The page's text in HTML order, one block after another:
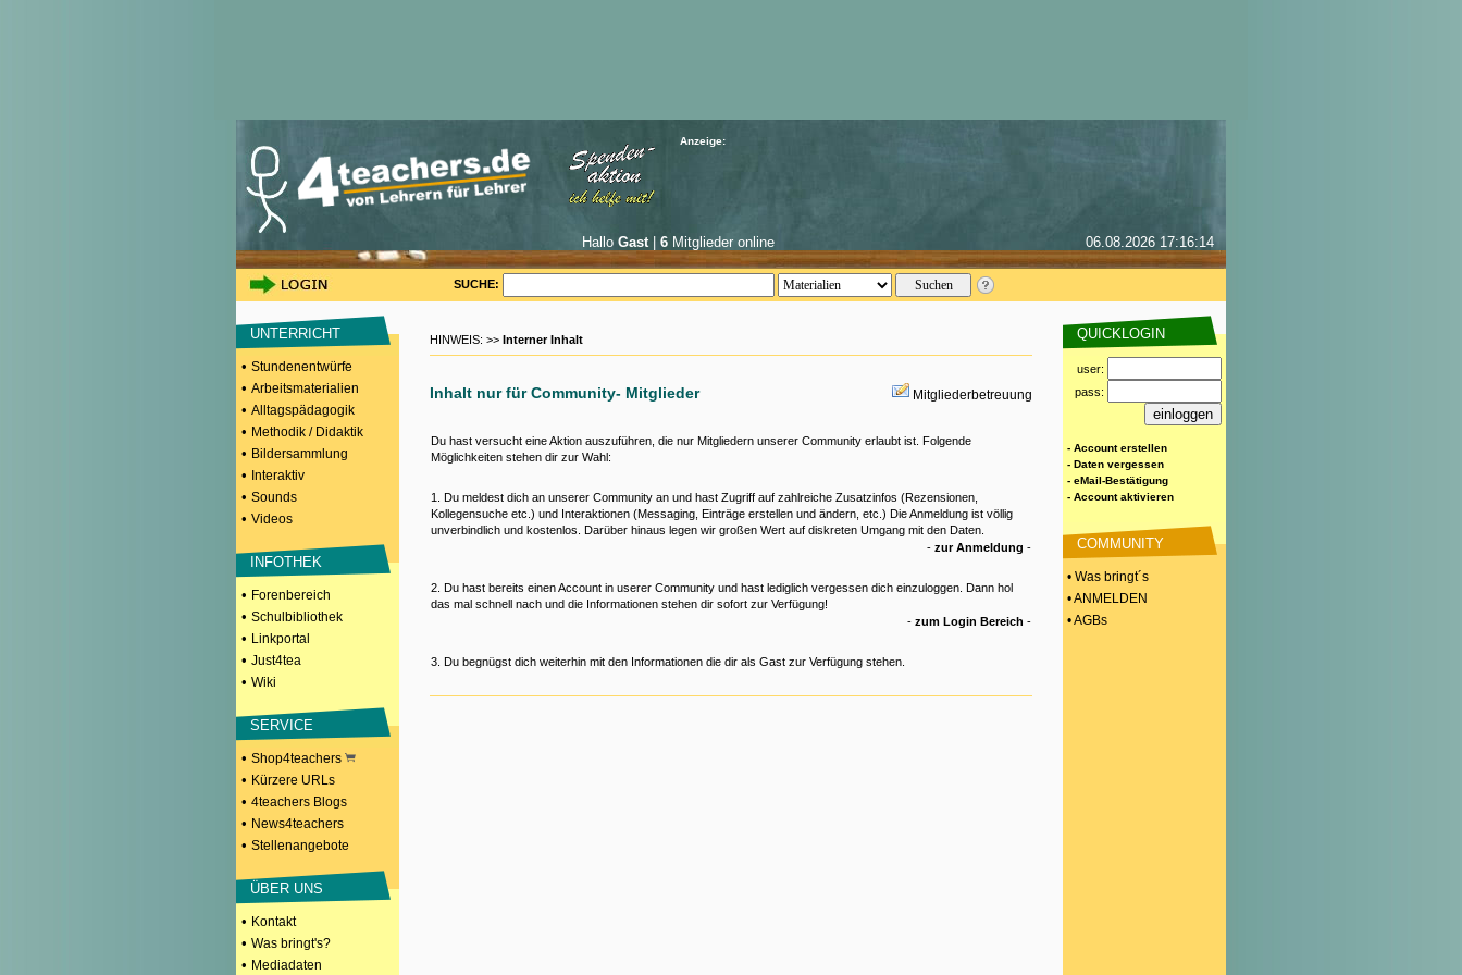
Anzeige:
Hallo Gast| 6Mitglieder online 06.08.2026 17:16:14
SUCHE:
UNTERRICHT
• Stundenentwürfe
• Arbeitsmaterialien
• Alltagspädagogik
• Methodik / Didaktik
• Bildersammlung
• Interaktiv
• Sounds
• Videos
INFOTHEK
• Forenbereich
• Schulbibliothek
• Linkportal
• Just4tea
• Wiki
SERVICE
• Shop4teachers
• Kürzere URLs
• 4teachers Blogs
• News4teachers
• Stellenangebote
ÜBER UNS
• Kontakt
• Was bringt's?
• Mediadaten
HINWEIS: >> Interner Inhalt
Inhalt nur für Community- Mitglieder Mitgliederbetreuung
Du hast versucht eine Aktion auszuführen, die nur Mitgliedern unserer Community erlaubt ist. Folgende
Möglichkeiten stehen dir zur Wahl:
1. Du meldest dich an unserer Community an und hast Zugriff auf zahlreiche Zusatzinfos (Rezensionen,
Kollegensuche etc.) und Interaktionen (Messaging, Einträge erstellen und ändern, etc.) Die Anmeldung ist völlig
unverbindlich und kostenlos. Darüber hinaus legen wir großen Wert auf diskreten Umgang mit den Daten.
- zur Anmeldung -
2. Du hast bereits einen Account in userer Community und hast lediglich vergessen dich einzuloggen. Dann hol
das mal schnell nach und die Informationen stehen dir sofort zur Verfügung!
- zum Login Bereich -
3. Du begnügst dich weiterhin mit den Informationen die dir als Gast zur Verfügung stehen.
QUICKLOGIN
user:
pass:
- Account erstellen
- Daten vergessen
- eMail-Bestätigung
- Account aktivieren
COMMUNITY
• Was bringt´s
• ANMELDEN
• AGBs